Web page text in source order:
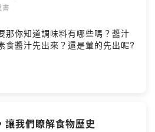
那你知道調味料有哪些嗎？醬汁
食醬汁先出來？還是葷的先出呢?
我們瞭解食物歷史